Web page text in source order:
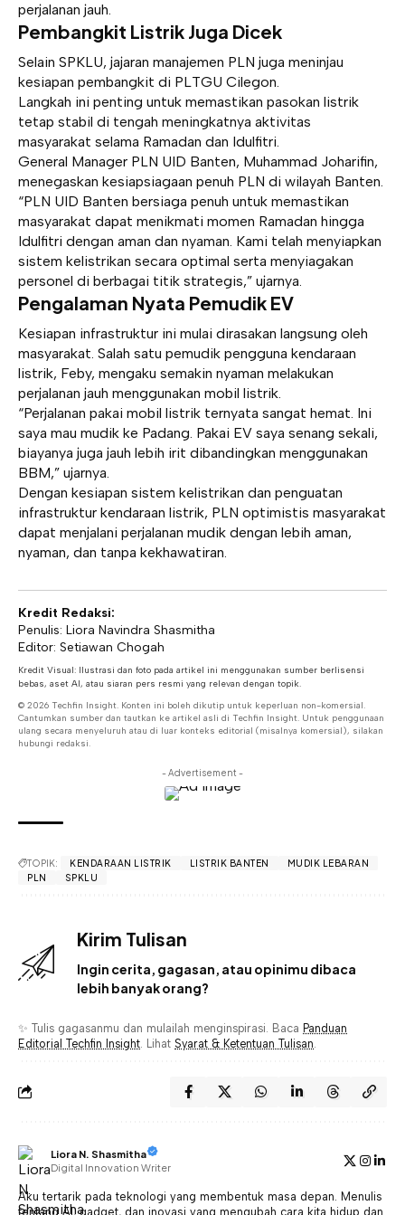
perjalanan jauh.
Pembangkit Listrik Juga Dicek
Selain SPKLU, jajaran manajemen PLN juga meninjau
kesiapan pembangkit di PLTGU Cilegon.
Langkah ini penting untuk memastikan pasokan listrik
tetap stabil di tengah meningkatnya aktivitas
masyarakat selama Ramadan dan Idulfitri.
General Manager PLN UID Banten, Muhammad Joharifin,
menegaskan kesiapsiagaan penuh PLN di wilayah Banten.
“PLN UID Banten bersiaga penuh untuk memastikan
masyarakat dapat menikmati momen Ramadan hingga
Idulfitri dengan aman dan nyaman. Kami telah menyiapkan
sistem kelistrikan secara optimal serta menyiagakan
personel di berbagai titik strategis,” ujarnya.
Pengalaman Nyata Pemudik EV
Kesiapan infrastruktur ini mulai dirasakan langsung oleh
masyarakat. Salah satu pemudik pengguna kendaraan
listrik, Feby, mengaku semakin nyaman melakukan
perjalanan jauh menggunakan mobil listrik.
“Perjalanan pakai mobil listrik ternyata sangat hemat. Ini
saya mau mudik ke Padang. Pakai EV saya senang sekali,
biayanya juga jauh lebih irit dibandingkan menggunakan
BBM,” ujarnya.
Dengan kesiapan sistem kelistrikan dan penguatan
infrastruktur kendaraan listrik, PLN optimistis masyarakat
dapat menjalani perjalanan mudik dengan lebih aman,
nyaman, dan tanpa kekhawatiran.
Kredit Redaksi:
Penulis: Liora Navindra Shasmitha
Editor: Setiawan Chogah
Kredit Visual: Ilustrasi dan foto pada artikel ini menggunakan sumber berlisensi
bebas, aset AI, atau siaran pers resmi yang relevan dengan topik.
© 2026 Techfin Insight. Konten ini boleh dikutip untuk keperluan non-komersial.
Cantumkan sumber dan tautkan ke artikel asli di Techfin Insight. Untuk penggunaan
ulang secara menyeluruh atau di luar konteks editorial (misalnya komersial), silakan
hubungi redaksi.
- Advertisement -
TOPIK: KENDARAAN LISTRIK LISTRIK BANTEN
MUDIK LEBARAN
PLN
SPKLU
Kirim Tulisan
Ingin cerita, gagasan, atau opinimu dibaca
lebih banyak orang?
✨ Tulis gagasanmu dan mulailah menginspirasi. Baca Panduan
Editorial Techfin Insight . Lihat Syarat & Ketentuan Tulisan
Liora N. Shasmitha
Digital Innovation Writer
Aku tertarik pada teknologi yang membentuk masa depan. Menulis
tentang AI, gadget, dan inovasi yang mengubah cara kita hidup dan